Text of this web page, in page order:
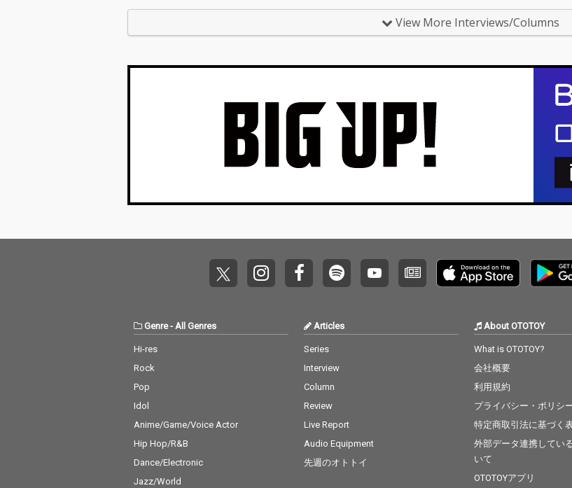
und Midnight」、そし
るのかを雄弁に物語っ
景を眺める時間、コー
ヒータイム、そしてジ
ャズ入門にも最適で
のどんな瞬間にも寄り
添い、マイルスの革新
的な精神を感じさせて
くれます。
これまで未配信…
View More Interviews/Columns
Genre- All Genres
Hi-res
Rock
Pop
Idol
Anime/Game/Voice Actor
Hip Hop/R&B
Dance/Electronic
Jazz/World
Articles
Series
Interview
Column
Review
Live Report
Audio Equipment
先週のオトトイ
About OTOTOY
What is OTOTOY?
会社概要
利用規約
プライバシー・ポリシ
特定商取引法に基づく
外部データ連携してい
いて
OTOTOYアプリ